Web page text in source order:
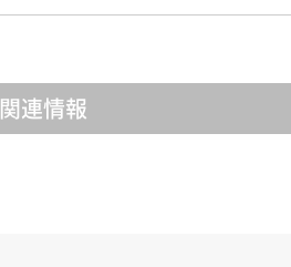
関連情報